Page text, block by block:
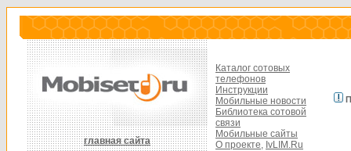
главная сайта
Каталог сотовых
телефонов
Инструкции
Мобильные новости
Библиотека сотовой
связи
Мобильные сайты
О проекте, IvLIM.Ru